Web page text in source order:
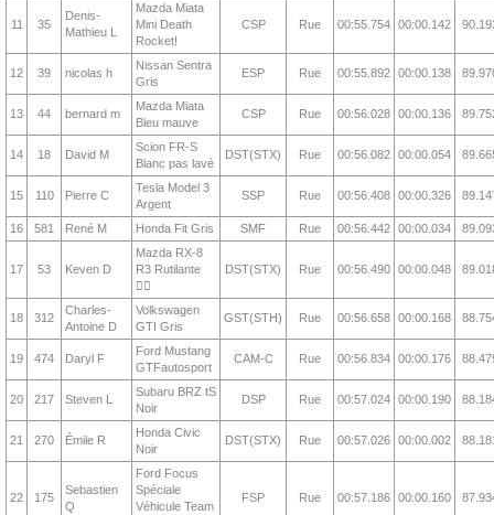
11 35
Denis-
Mathieu L
Mazda Miata
Mini Death
Rocket!
CSP Rue 00:55.754 00:00.142
12 39 nicolas h
Nissan Sentra
Gris
ESP Rue 00:55.892 00:00.138
13 44 bernard m
Mazda Miata
Bleu mauve
CSP Rue 00:56.028 00:00.136
14 18 David M
Scion FR-S
Blanc pas lavé
DST(STX) Rue 00:56.082 00:00.054
15 110 Pierre C
Tesla Model 3
Argent
SSP Rue 00:56.408 00:00.326
16 581 René M Honda Fit Gris SMF Rue 00:56.442 00:00.034
17 53 Keven D
Mazda RX-8
R3 Rutilante
❤️‍🔥
DST(STX) Rue 00:56.490 00:00.048
18 312
Charles-
Antoine D
Volkswagen
GTI Gris
GST(STH) Rue 00:56.658 00:00.168
19 474 Daryl F
Ford Mustang
GTFautosport
CAM-C Rue 00:56.834 00:00.176
20 217 Steven L
Subaru BRZ tS
Noir
DSP Rue 00:57.024 00:00.190
21 270 Émile R
Honda Civic
Noir
DST(STX) Rue 00:57.026 00:00.002
22 175
Sebastien
Q
Ford Focus
Spéciale
Véhicule Team
FSP Rue 00:57.186 00:00.160